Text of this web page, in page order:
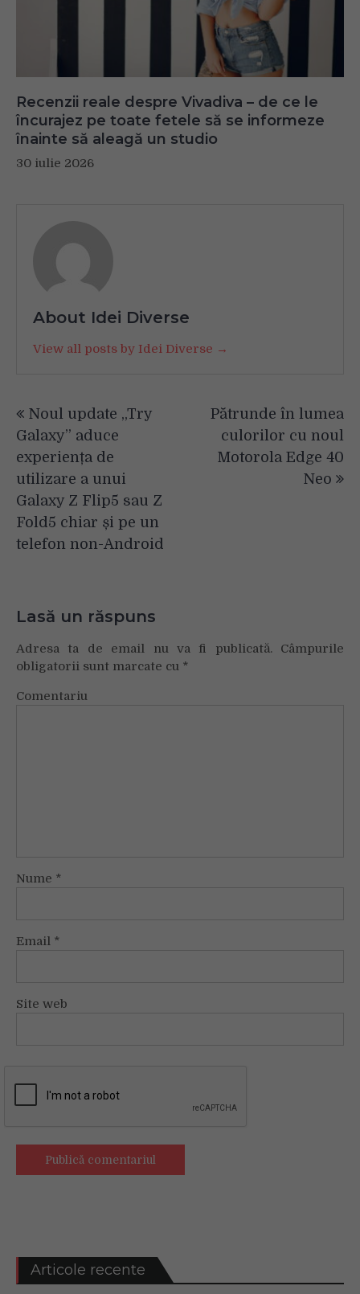
Recenzii reale despre Vivadiva – de ce le
încurajez pe toate fetele să se informeze
înainte să aleagă un studio
30 iulie 2026
About Idei Diverse
View all posts by Idei Diverse →
în
articole
Noul update „Try
Galaxy” aduce
experiența de
utilizare a unui
Galaxy Z Flip5 sau Z
Fold5 chiar și pe un
telefon non-Android
Pătrunde în lumea
culorilor cu noul
Motorola Edge 40
Neo
Lasă un răspuns
Adresa ta de email nu va fi publicată.Câmpurile
obligatorii sunt marcate cu *
Comentariu
Nume *
Email *
Site web
Articole recente